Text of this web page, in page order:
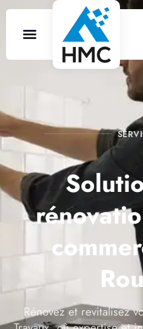
Rénovez et revitalisez